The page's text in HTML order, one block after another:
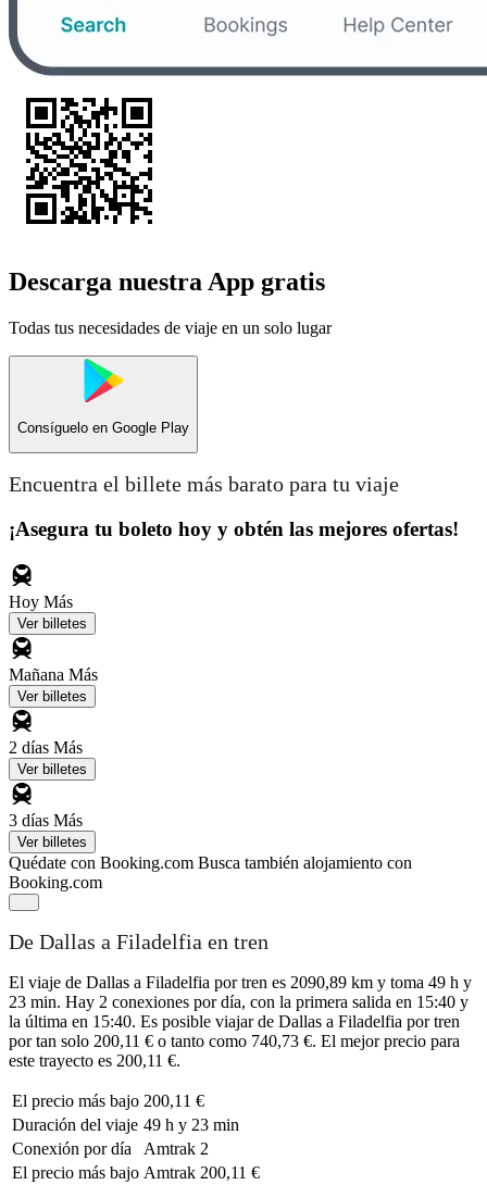
Descarga nuestra App gratis
Todas tus necesidades de viaje en un solo lugar
Consíguelo en Google Play
Encuentra el billete más barato para tu viaje
¡Asegura tu boleto hoy y obtén las mejores ofertas!
Hoy Más
Ver billetes
Mañana Más
Ver billetes
2 días Más
Ver billetes
3 días Más
Ver billetes
Quédate con Booking.com Busca también alojamiento con
Booking.com
De Dallas a Filadelfia en tren
El viaje de Dallas a Filadelfia por tren es 2090,89 km y toma 49 h y
23 min. Hay 2 conexiones por día, con la primera salida en 15:40 y
la última en 15:40. Es posible viajar de Dallas a Filadelfia por tren
por tan solo 200,11 € o tanto como 740,73 €. El mejor precio para
este trayecto es 200,11 €.
El precio más bajo 200,11 €
Duración del viaje 49 h y 23 min
Conexión por día
Amtrak 2
El precio más bajo Amtrak 200,11 €